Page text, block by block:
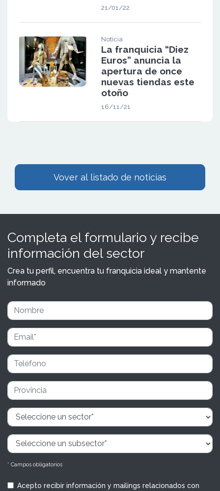
21/01/22
Noticia
La franquicia “Diez
Euros” anuncia la
apertura de once
nuevas tiendas este
otoño
16/11/21
Vover al listado de noticias
Completa el formulario y recibe
información del sector
Crea tu perfil, encuentra tu franquicia ideal y mantente
informado
* Campos obligatorios
Acepto recibir información y mailings relacionados con